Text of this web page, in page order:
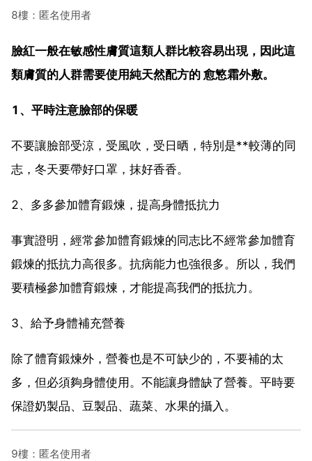
8樓：匿名使用者
臉紅一般在敏感性膚質這類人群比較容易出現，因此這
類膚質的人群需要使用純天然配方的 愈慜霜外敷。
1、平時注意臉部的保暖
不要讓臉部受涼，受風吹，受日晒，特別是**較薄的同
志，冬天要帶好口罩，抹好香香。
2、多多參加體育鍛煉，提高身體抵抗力
事實證明，經常參加體育鍛煉的同志比不經常參加體育
鍛煉的抵抗力高很多。抗病能力也強很多。所以，我們
要積極參加體育鍛煉，才能提高我們的抵抗力。
3、給予身體補充營養
除了體育鍛煉外，營養也是不可缺少的，不要補的太
多，但必須夠身體使用。不能讓身體缺了營養。平時要
保證奶製品、豆製品、蔬菜、水果的攝入。
9樓：匿名使用者